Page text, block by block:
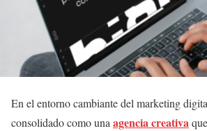
En el entorno cambiante del marketing
consolidado como una agencia creativa